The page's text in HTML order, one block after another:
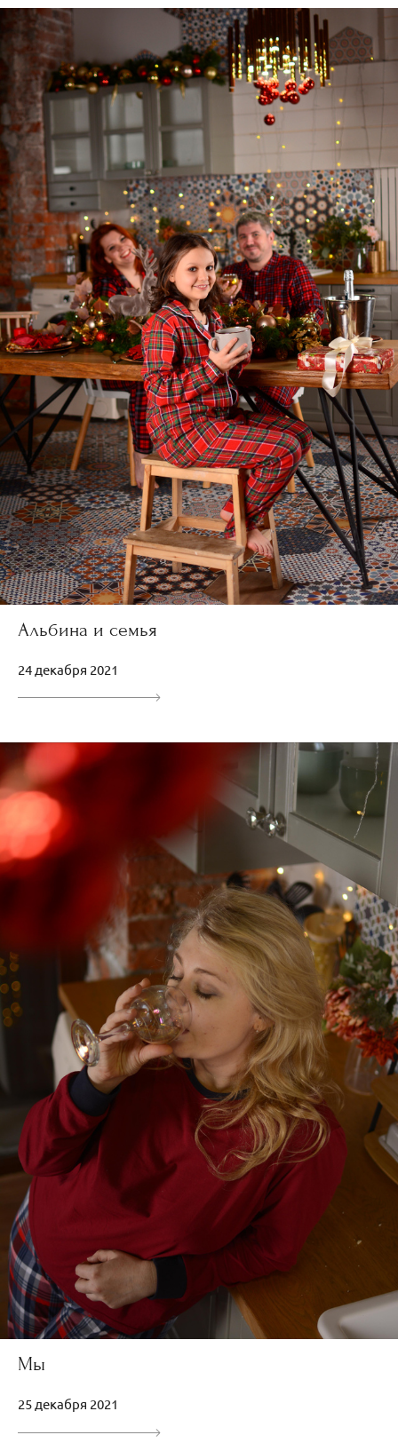
Альбина и семья
24 декабря 2021
Мы
25 декабря 2021